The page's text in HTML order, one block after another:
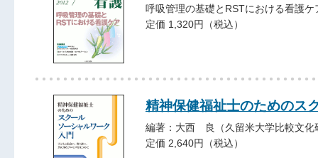
呼吸管理の基礎とRSTにおける看護
定価 1,320円（税込）
精神保健福祉士のためのス
編著：大西 良（久留米大学比較文化
定価 2,640円（税込）